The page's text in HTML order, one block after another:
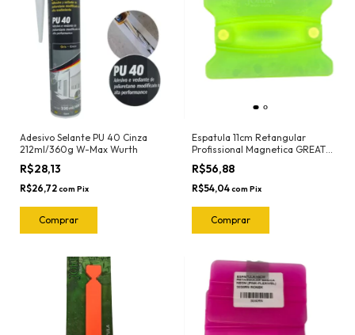
Adesivo Selante PU 40 Cinza
212ml/360g W-Max Wurth
R$28,13
R$26,72com Pix
Espatula 11cm Retangular
Profissional Magnetica GREAT
(Verde-Flexivel) 3112 Joker
R$56,88
R$54,04com Pix